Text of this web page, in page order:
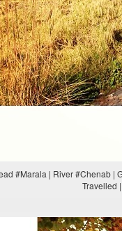
#Marala | River #Chenab |
Travelled